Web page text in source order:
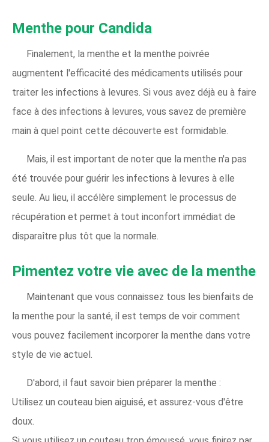
Menthe pour Candida
Finalement, la menthe et la menthe poivrée
augmentent l'efficacité des médicaments utilisés pour
traiter les infections à levures. Si vous avez déjà eu à faire
face à des infections à levures, vous savez de première
main à quel point cette découverte est formidable.
Mais, il est important de noter que la menthe n'a pas
été trouvée pour guérir les infections à levures à elle
seule. Au lieu, il accélère simplement le processus de
récupération et permet à tout inconfort immédiat de
disparaître plus tôt que la normale.
Pimentez votre vie avec de la menthe
Maintenant que vous connaissez tous les bienfaits de
la menthe pour la santé, il est temps de voir comment
vous pouvez facilement incorporer la menthe dans votre
style de vie actuel.
D'abord, il faut savoir bien préparer la menthe :
Utilisez un couteau bien aiguisé, et assurez-vous d'être
doux.